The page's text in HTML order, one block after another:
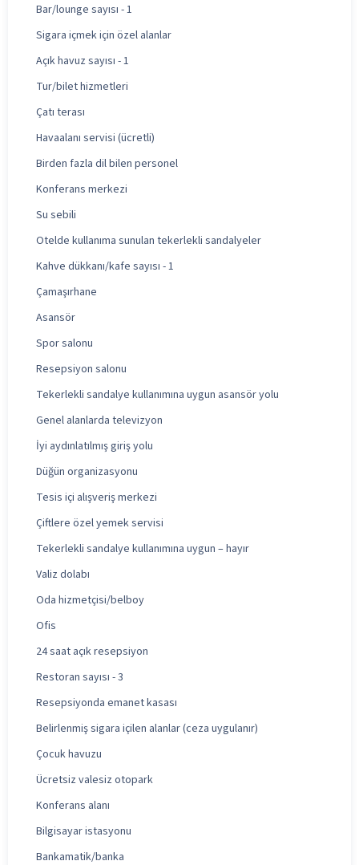
Bar/lounge sayısı - 1
Sigara içmek için özel alanlar
Açık havuz sayısı - 1
Tur/bilet hizmetleri
Çatı terası
Havaalanı servisi (ücretli)
Birden fazla dil bilen personel
Konferans merkezi
Su sebili
Otelde kullanıma sunulan tekerlekli sandalyeler
Kahve dükkanı/kafe sayısı - 1
Çamaşırhane
Asansör
Spor salonu
Resepsiyon salonu
Tekerlekli sandalye kullanımına uygun asansör yolu
Genel alanlarda televizyon
İyi aydınlatılmış giriş yolu
Düğün organizasyonu
Tesis içi alışveriş merkezi
Çiftlere özel yemek servisi
Tekerlekli sandalye kullanımına uygun – hayır
Valiz dolabı
Oda hizmetçisi/belboy
Ofis
24 saat açık resepsiyon
Restoran sayısı - 3
Resepsiyonda emanet kasası
Belirlenmiş sigara içilen alanlar (ceza uygulanır)
Çocuk havuzu
Ücretsiz valesiz otopark
Konferans alanı
Bilgisayar istasyonu
Bankamatik/banka